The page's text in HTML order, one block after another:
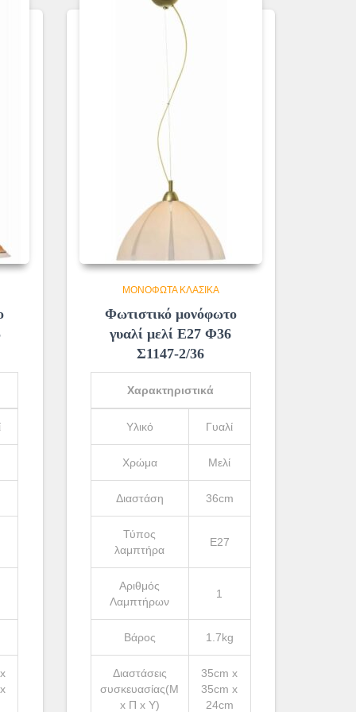
ΜΟΝΌΦΩΤΑ ΚΛΑΣΙΚΆ
Φωτιστικό μονόφωτο
γυαλί μελί Ε27 Φ36
Σ1147-2/36
Χαρακτηριστικά
Υλικό Γυαλί
Χρώμα Μελί
Διαστάση 36cm
Τύπος
λαμπτήρα
Ε27
Αριθμός
Λαμπτήρων
1
Βάρος 1.7kg
Διαστάσεις
συσκευασίας(Μ
x Π x Υ)
35cm x
35cm x
24cm